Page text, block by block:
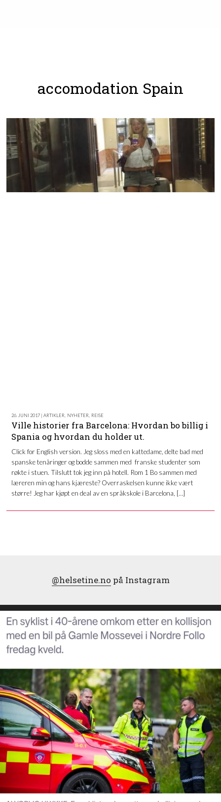
accomodation Spain
26. JUNI 2017 | ARTIKLER NYHETER REISE
Ville historier fra Barcelona: Hvordan bo billig i
Spania og hvordan du holder ut.
Click for English version. Jeg sloss med en kattedame, delte bad med
spanske tenåringer og bodde sammen med franske studenter som
røkte i stuen. Tilslutt tok jeg inn på hotell. Rom 1 Bo sammen med
læreren min og hans kjæreste? Overraskelsen kunne ikke vært
større! Jeg har kjøpt en deal av en språkskole i Barcelona, […]
@helsetine.no på Instagram